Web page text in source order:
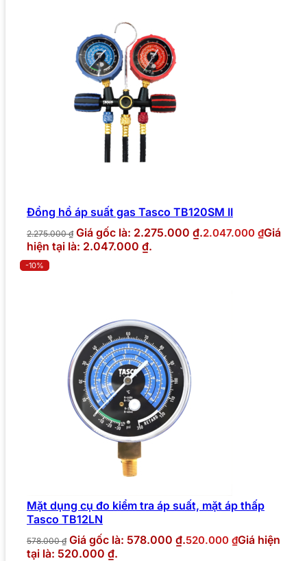
Đồng hồ áp suất gas Tasco TB120SM II
2.275.000₫ Giá gốc là: 2.275.000 ₫.2.047.000 ₫Giá
hiện tại là: 2.047.000 ₫.
-10%
Mặt dụng cụ đo kiểm tra áp suất, mặt áp thấp
Tasco TB12LN
578.000₫ Giá gốc là: 578.000 ₫.520.000 ₫Giá hiện
tại là: 520.000 ₫.